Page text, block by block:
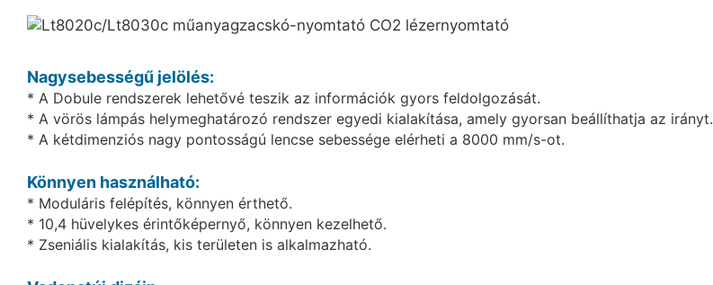
Nagysebességű jelölés:
* A Dobule rendszerek lehetővé teszik az információk gyors feldolgozását.
* A vörös lámpás helymeghatározó rendszer egyedi kialakítása, amely gyorsan beállíthatja az irányt.
* A kétdimenziós nagy pontosságú lencse sebessége elérheti a 8000 mm/s-ot.
Könnyen használható:
* Moduláris felépítés, könnyen érthető.
* 10,4 hüvelykes érintőképernyő, könnyen kezelhető.
* Zseniális kialakítás, kis területen is alkalmazható.